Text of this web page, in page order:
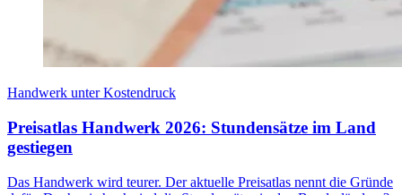
Handwerk unter Kostendruck
Preisatlas Handwerk 2026: Stundensätze im Land
gestiegen
Das Handwerk wird teurer. Der aktuelle Preisatlas nennt die Gründe